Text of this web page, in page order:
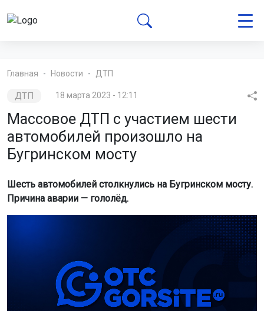
Главная Новости ДТП
ДТП 18 марта 2023 - 12:11
Массовое ДТП с участием шести
автомобилей произошло на
Бугринском мосту
Шесть автомобилей столкнулись на Бугринском мосту.
Причина аварии — гололёд.